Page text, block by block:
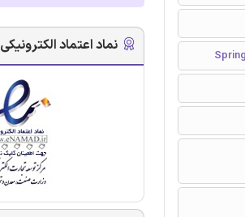
نماد اعتماد الکترونیکی